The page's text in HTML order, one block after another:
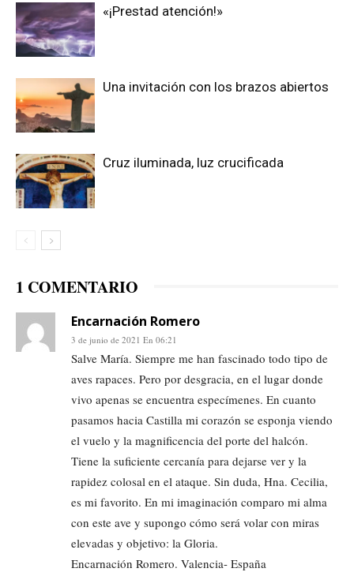
«¡Prestad atención!»
Una invitación con los brazos abiertos
Cruz iluminada, luz crucificada
1 COMENTARIO
Encarnación Romero
3 de junio de 2021 En 06:21
Salve María. Siempre me han fascinado todo tipo de
aves rapaces. Pero por desgracia, en el lugar donde
vivo apenas se encuentra especímenes. En cuanto
pasamos hacia Castilla mi corazón se esponja viendo
el vuelo y la magnificencia del porte del halcón.
Tiene la suficiente cercanía para dejarse ver y la
rapidez colosal en el ataque. Sin duda, Hna. Cecilia,
es mi favorito. En mi imaginación comparo mi alma
con este ave y supongo cómo será volar con miras
elevadas y objetivo: la Gloria.
Encarnación Romero. Valencia- España